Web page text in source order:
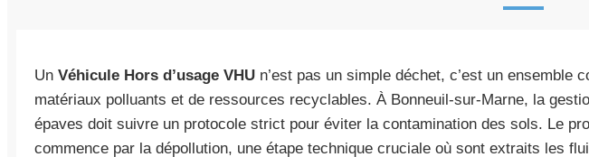
Un Véhicule Hors d’usage VHU n’est pas un simple déchet, c’est un ensemble
matériaux polluants et de ressources recyclables. À Bonneuil-sur-Marne, la
épaves doit suivre un protocole strict pour éviter la contamination des sols. Le
commence par la dépollution, une étape technique cruciale où sont extraits les